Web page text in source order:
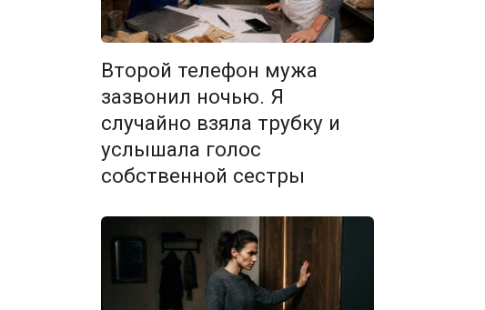
Второй телефон мужа
зазвонил ночью. Я
случайно взяла трубку и
услышала голос
собственной сестры